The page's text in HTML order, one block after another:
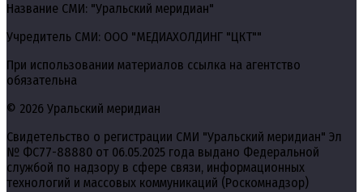
Название СМИ: "Уральский меридиан"
Учредитель СМИ: ООО "МЕДИАХОЛДИНГ "ЦКТ""
При использовании материалов ссылка на агентство
обязательна
© 2026 Уральский меридиан
Свидетельство о регистрации СМИ "Уральский меридиан" Эл
№ ФС77-88880 от 06.05.2025 года выдано Федеральной
службой по надзору в сфере связи, информационных
технологий и массовых коммуникаций (Роскомнадзор)